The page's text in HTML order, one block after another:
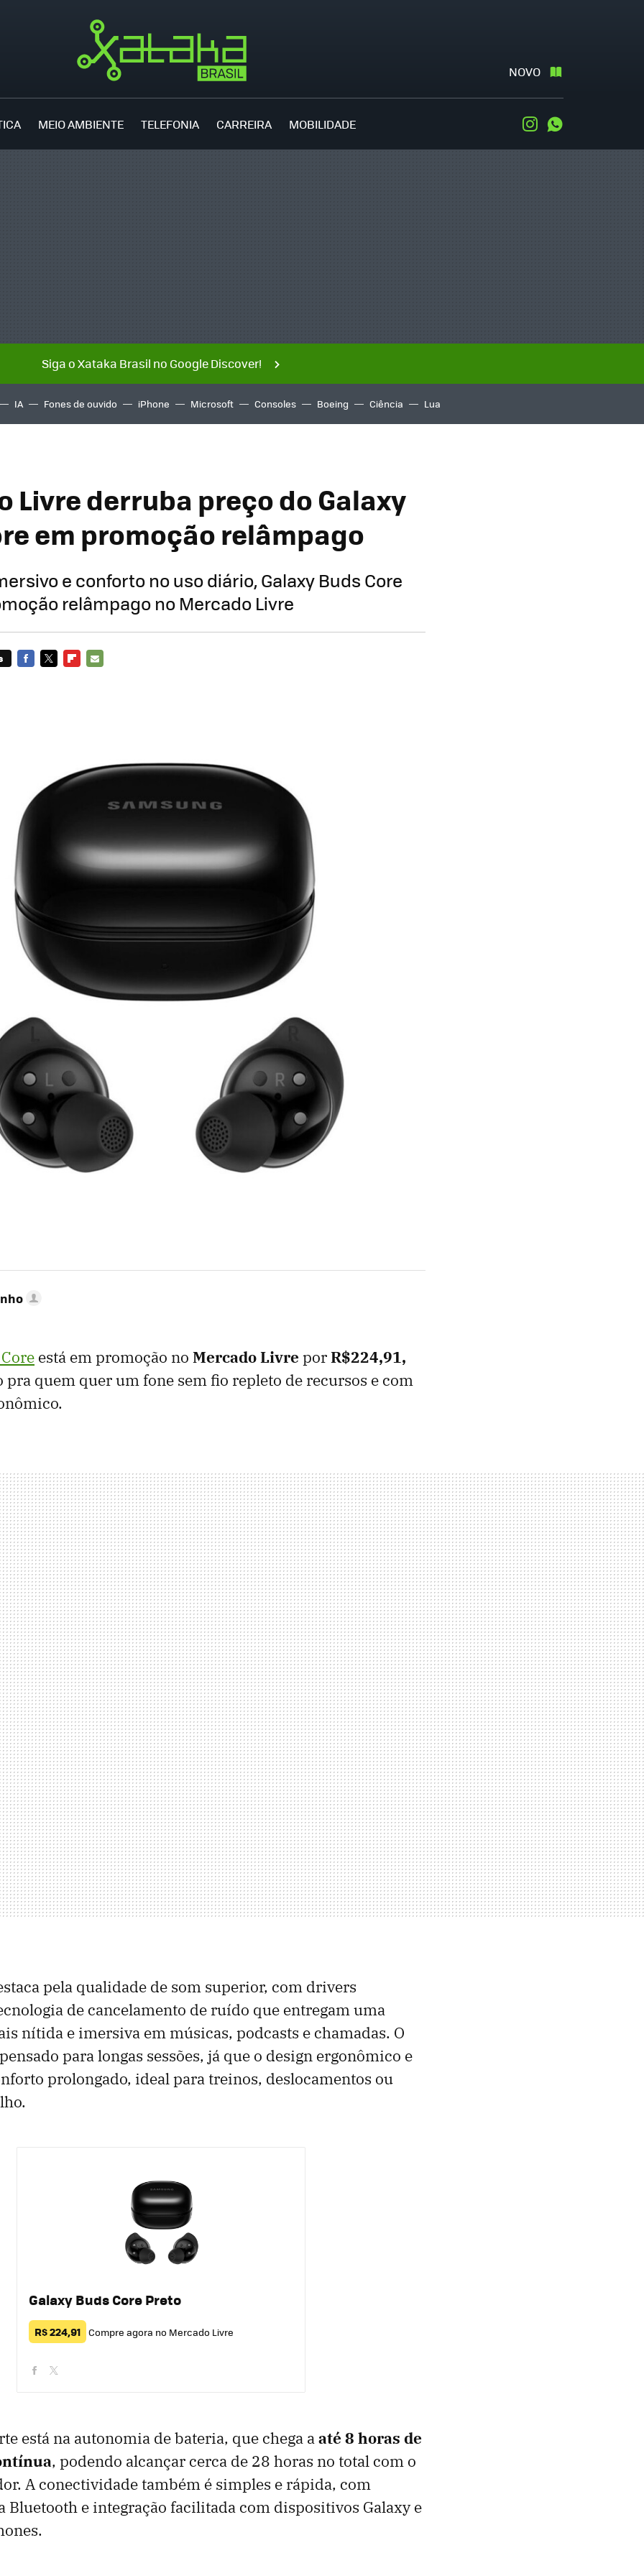
NOVO
MEIO AMBIENTE TELEFONIA CARREIRA MOBILIDADE Instagram
Siga o Xataka Brasil no Google Discover!
IA Fones de ouvido iPhone Microsoft Consoles Boeing Ciência Lua
Livre derruba preço do Galaxy
em promoção relâmpago
e conforto no uso diário, Galaxy Buds Core
relâmpago no Mercado Livre
está em promoção no Mercado Livre porR$224,91,
pra quem quer um fone sem fio repleto de recursos e com
pela qualidade de som superior, com drivers
de cancelamento de ruído que entregam uma
nítida e imersiva em músicas, podcasts e chamadas. O
para longas sessões, já que o design ergonômico e
prolongado, ideal para treinos, deslocamentos ou
Galaxy Buds Core Preto
R$ 224,91 Compre agora no Mercado Livre
está na autonomia de bateria, que chega aaté 8 horas de
, podendo alcançar cerca de 28 horas no total com o
A conectividade também é simples e rápida, com
Bluetooth e integração facilitada com dispositivos Galaxy e